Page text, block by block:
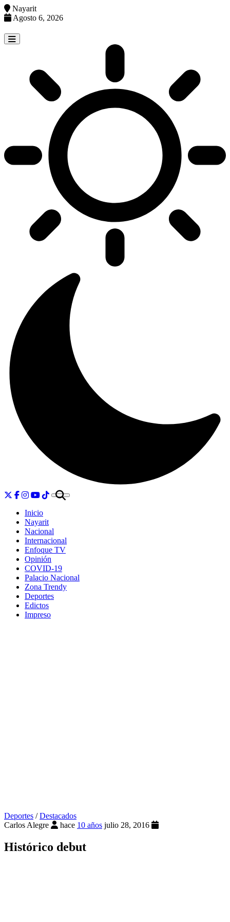
Nayarit
Agosto 6, 2026
to
content
Inicio
Nayarit
Nacional
Internacional
Enfoque TV
Opinión
COVID-19
Palacio Nacional
Zona Trendy
Deportes
Edictos
Impreso
Deportes /Destacados
Carlos Alegre
hace 10 años julio 28, 2016
Histórico debut